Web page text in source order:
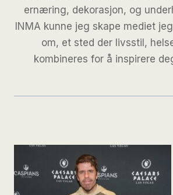
ernæring, dekorasjon, og
INMA kunne jeg skape mediet
om, et sted der livsstil,
kombineres for å inspirere